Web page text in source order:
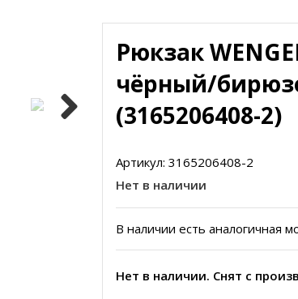
Рюкзак
чёрный/
(3165206408-2)
Артикул: 3165206408-2
Нет в наличии
В наличии есть аналогичная
Нет в наличии. Снят с